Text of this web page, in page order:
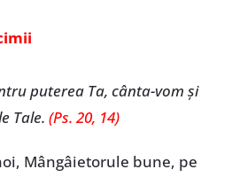
puterea Ta, cânta-vom și
Tale. (Ps. 20, 14)
Mângâietorule bune, pe